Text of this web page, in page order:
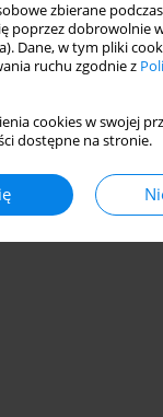
zbierane
poprzez dobrowolnie
Dane, w tym pliki
ruchu zgodnie z
cookies w swojej
dostępne na stronie.